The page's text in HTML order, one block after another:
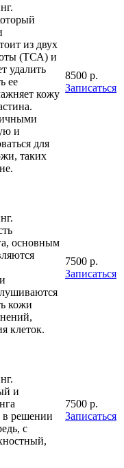
из двух
(ТСА) и
удалить
ее
кожу
и
для
таких
8500 р.
Записаться
основным
кожи
клеток.
7500 р.
Записаться
и
решении
с
7500 р.
Записаться